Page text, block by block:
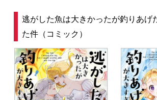
逃がした魚は大きかったが釣りあげ
た件（コミック）